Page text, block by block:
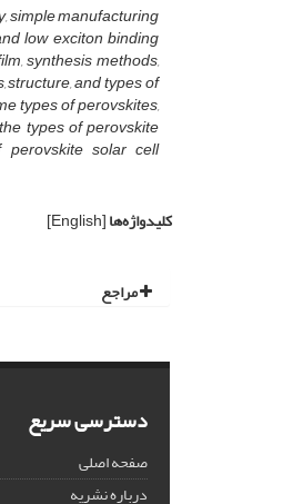
simple manufacturing
low exciton binding
synthesis methods,
and types of
types of perovskites,
types of perovskite
solar cell
کلیدواژه‌ها[English]
مراجع
دسترسی سریع
صفحه اصلی
درباره نشریه